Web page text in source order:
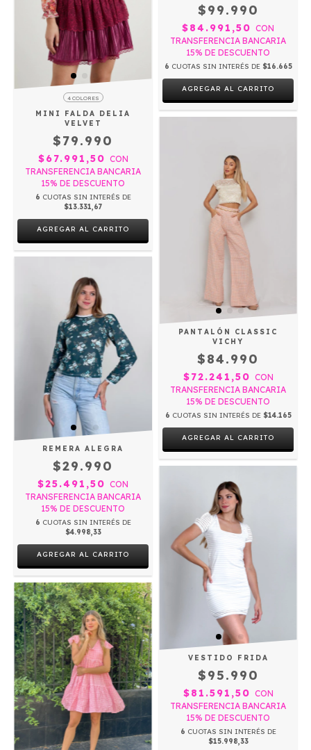
4 COLORES
MINI FALDA DELIA
VELVET
$79.990
$67.991,50 CON
TRANSFERENCIA BANCARIA
15% DE DESCUENTO
6 CUOTAS SIN INTERÉS DE
$13.331,67
AGREGAR AL CARRITO
$99.990
$84.991,50 CON
TRANSFERENCIA BANCARIA
15% DE DESCUENTO
6 CUOTAS SIN INTERÉS DE $16.665
AGREGAR AL CARRITO
REMERA ALEGRA
$29.990
$25.491,50 CON
TRANSFERENCIA BANCARIA
15% DE DESCUENTO
6 CUOTAS SIN INTERÉS DE
$4.998,33
AGREGAR AL CARRITO
PANTALÓN CLASSIC
VICHY
$84.990
$72.241,50 CON
TRANSFERENCIA BANCARIA
15% DE DESCUENTO
6 CUOTAS SIN INTERÉS DE $14.165
AGREGAR AL CARRITO
VESTIDO FRIDA
$95.990
$81.591,50 CON
TRANSFERENCIA BANCARIA
15% DE DESCUENTO
6 CUOTAS SIN INTERÉS DE
$15.998,33